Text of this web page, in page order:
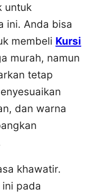
untuk
ini. Anda bisa
membeli Kursi
murah, namun
tetap
dan warna
khawatir.
pada